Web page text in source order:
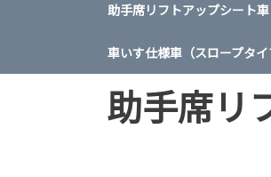
助手席リフトアップシート車
車いす仕様車（スロープタイ
助手席リ